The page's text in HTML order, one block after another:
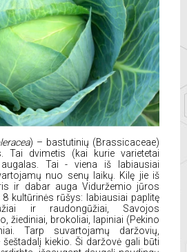
) – bastutinių (Brassicaceae)
Tai dvimetis (kai kurie varietetai
Tai - viena iš labiausiai
nuo senų laikų. Kilę jie iš
ir dabar auga Viduržemio jūros
kultūrinės rūšys: labiausiai paplitę
ir raudongūžiai, Savojos
žiediniai, brokoliai, lapiniai (Pekino
Tarp suvartojamų daržovių,
kiekio. Ši daržovė gali būti